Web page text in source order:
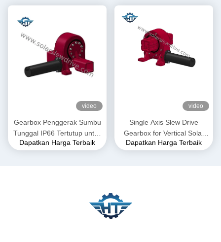
video
Gearbox Penggerak Sumbu
Tunggal IP66 Tertutup untuk
Sistem Pelacak Surya
Dapatkan Harga Terbaik
video
Single Axis Slew Drive
Gearbox for Vertical Solar
Tracking System
Dapatkan Harga Terbaik